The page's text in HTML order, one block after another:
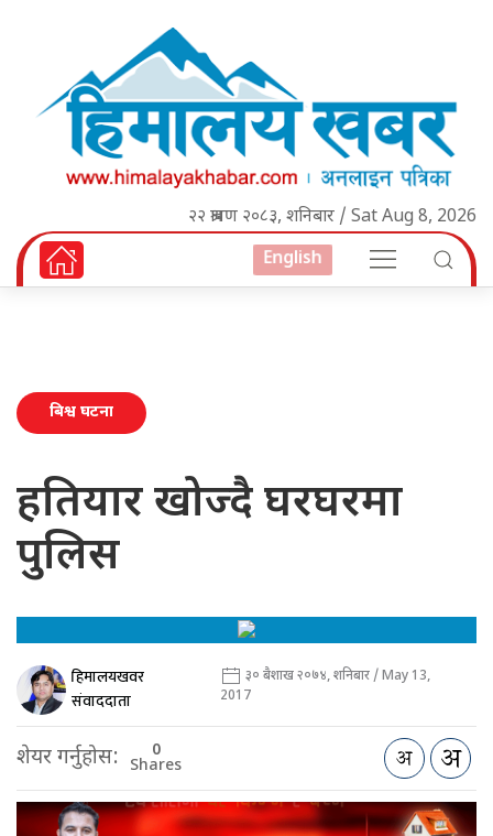
२२ श्रावण २०८३, शनिबार / Sat Aug 8, 2026
English
बिश्व घटना
हतियार खोज्दै घरघरमा
पुलिस
हिमालयखवर
संवाददाता
३० बैशाख २०७४, शनिबार / May 13,
2017
शेयर गर्नुहोस: 0
Shares